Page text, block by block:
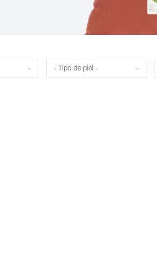
Tipo de piel